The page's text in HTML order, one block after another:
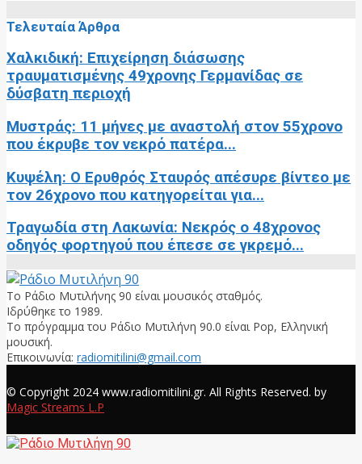
Τελευταία Άρθρα
Χαλκιδική: Επιχείρηση διάσωσης
τραυματισμένης 49χρονης Γερμανίδας σε
δύσβατη περιοχή
Μυστράς: 11 μήνες με αναστολή στον 55χρονο
που έκρυβε τον νεκρό πατέρα...
Κυψέλη: Ο Ερυθρός Σταυρός απέσυρε βίντεο με
τον 26χρονο που κατηγορείται για...
Τραγωδία στη Λακωνία: Νεκρός ο 48χρονος
οδηγός φορτηγού που έπεσε σε γκρεμό...
Το Ράδιο Μυτιλήνης 90 είναι μουσικός σταθμός.
Ιδρύθηκε το 1989.
Το πρόγραμμα του Ράδιο Μυτιλήνη 90.0 είναι Pop, Ελληνική
μουσική.
Επικοινωνία: radiomitilini@gmail.com
© Copyright 2024 www.radiomitilini.gr. All Rights Reserved. by
Magic Streams L.P